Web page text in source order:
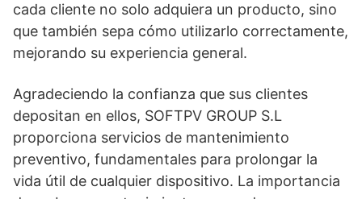
cada cliente no solo adquiera un producto, sino
que también sepa cómo utilizarlo correctamente,
mejorando su experiencia general.
Agradeciendo la confianza que sus clientes
depositan en ellos, SOFTPV GROUP S.L
proporciona servicios de mantenimiento
preventivo, fundamentales para prolongar la
vida útil de cualquier dispositivo. La importancia